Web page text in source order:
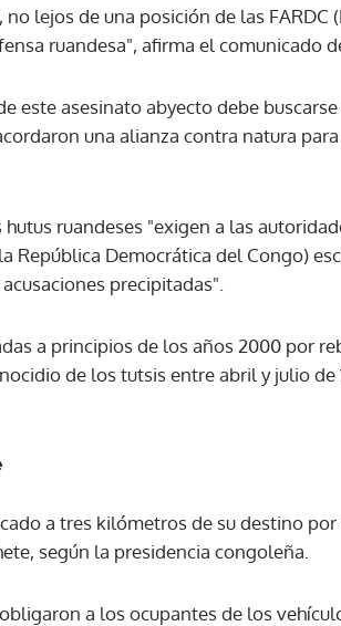
lejos de una posición de las FARDC
ruandesa", afirma el comunicado
este asesinato abyecto debe
una alianza contra natura
ruandeses "exigen a las
República Democrática del Congo)
precipitadas".
a principios de los años 2000 por
de los tutsis entre abril y julio de
a tres kilómetros de su destino
según la presidencia congoleña.
a los ocupantes de los